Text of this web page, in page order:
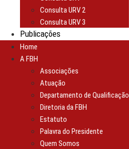
Consulta URV 2
Consulta URV 3
Publicações
Home
A FBH
Associações
Atuação
Departamento de Qualificação
Diretoria da FBH
Estatuto
Palavra do Presidente
Quem Somos